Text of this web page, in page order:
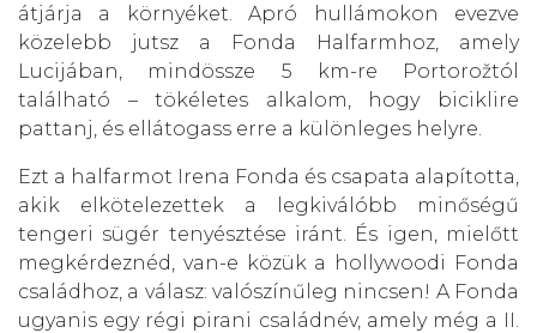
átjárja a környéket. Apró hullámokon evezve
közelebb jutsz a Fonda Halfarmhoz, amely
Lucijában, mindössze 5 km-re Portorožtól
található – tökéletes alkalom, hogy biciklire
pattanj, és ellátogass erre a különleges helyre.
Ezt a halfarmot Irena Fonda és csapata alapította,
akik elkötelezettek a legkiválóbb minőségű
tengeri sügér tenyésztése iránt. És igen, mielőtt
megkérdeznéd, van-e közük a hollywoodi Fonda
családhoz, a válasz: valószínűleg nincsen! A Fonda
ugyanis egy régi pirani családnév, amely még a II.